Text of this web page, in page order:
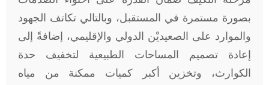
بصورة مستمرة في المستقبل، وبالتالي تكاتف الجهود
والموارد على الصعيديْن الدولي والإقليمي، إضافةً إلى
إعادة تصميم المساحات الطبيعية لتخفيف حدة
الكوارث، وتخزين أكبر كميات ممكنة من مياه